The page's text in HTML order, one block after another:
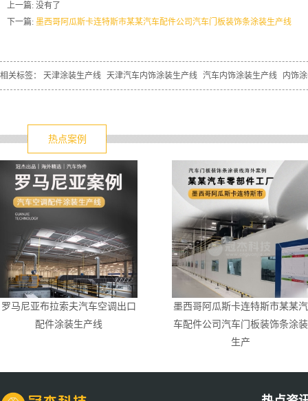
上一篇: 没有了
下一篇: 墨西哥阿瓜斯卡连特斯市某某汽车配件公司汽车门板装饰条涂装生产线
相关标签： 天津涂装生产线 天津汽车内饰涂装生产线 汽车内饰涂装生产线 内饰
热点案例
罗马尼亚布拉索夫汽车空调出口
配件涂装生产线
墨西哥阿瓜斯卡连特斯市某某汽
车配件公司汽车门板装饰条涂装
生产